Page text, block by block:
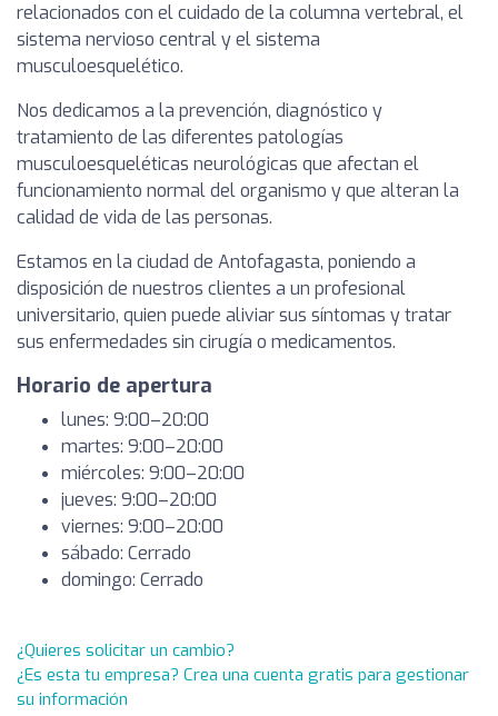
relacionados con el cuidado de la columna vertebral, el
sistema nervioso central y el sistema
musculoesquelético.
Nos dedicamos a la prevención, diagnóstico y
tratamiento de las diferentes patologías
musculoesqueléticas neurológicas que afectan el
funcionamiento normal del organismo y que alteran la
calidad de vida de las personas.
Estamos en la ciudad de Antofagasta, poniendo a
disposición de nuestros clientes a un profesional
universitario, quien puede aliviar sus síntomas y tratar
sus enfermedades sin cirugía o medicamentos.
Horario de apertura
lunes: 9:00–20:00
martes: 9:00–20:00
miércoles: 9:00–20:00
jueves: 9:00–20:00
viernes: 9:00–20:00
sábado: Cerrado
domingo: Cerrado
¿Quieres solicitar un cambio?
¿Es esta tu empresa? Crea una cuenta gratis para gestionar
su información